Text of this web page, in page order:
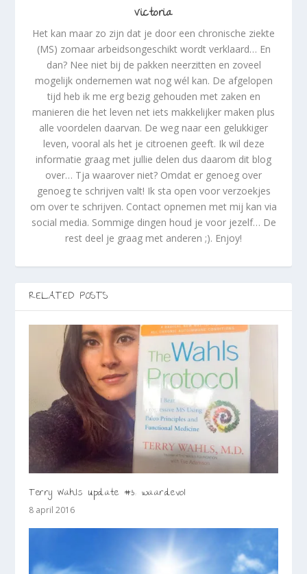
Victoria
Het kan maar zo zijn dat je door een chronische ziekte
(MS) zomaar arbeidsongeschikt wordt verklaard… En
dan? Nee niet bij de pakken neerzitten en zoveel
mogelijk ondernemen wat nog wél kan. De afgelopen
tijd heb ik me erg bezig gehouden met zaken en
manieren die het leven net iets makkelijker maken plus
alle voordelen daarvan. De weg naar een gelukkiger
leven, vooral als het je citroenen geeft. Ik wil deze
informatie graag met jullie delen dus daarom dit blog
over… Tja waarover niet? Omdat er genoeg over
genoeg te schrijven valt! Ik sta open voor verzoekjes
om over te schrijven. Contact opnemen met mij kan via
social media. Sommige dingen houd je voor jezelf… De
rest deel je graag met anderen ;). Enjoy!
RELATED POSTS
Terry Wahls update #3: waardevol
8 april 2016